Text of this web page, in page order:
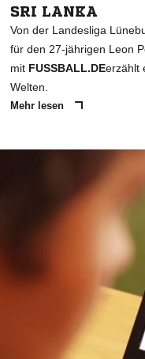
SRI LANKA
Von der Landesliga
für den 27-jährigen Leon
mit FUSSBALL.DEerzählt
Welten.
Mehr lesen